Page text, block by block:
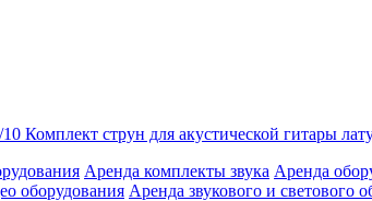
Комплект струн для акустической гитары
Аренда комплекты звука Аренда
оборудования Аренда звукового и светового